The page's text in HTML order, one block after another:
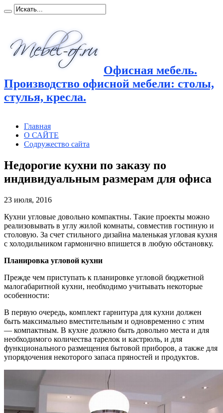
Офисная мебель.
Производство офисной мебели: столы,
стулья, кресла.
Главная
О САЙТЕ
Содружество сайта
Недорогие кухни по заказу по
индивидуальным размерам для офиса
23 июля, 2016
Кухни угловые довольно компактны. Такие проекты можно
реализовывать в углу жилой комнаты, совместив гостиную и
столовую. За счет стильного дизайна маленькая угловая кухня
с холодильником гармонично впишется в любую обстановку.
Планировка угловой кухни
Прежде чем приступать к планировке угловой бюджетной
малогабаритной кухни, необходимо учитывать некоторые
особенности:
В первую очередь, комплект гарнитура для кухни должен
быть максимально вместительным и одновременно с этим
— компактным. В кухне должно быть довольно места и для
необходимого количества тарелок и кастрюль, и для
функционального размещения бытовой приборов, а также для
упорядочения некоторого запаса пряностей и продуктов.